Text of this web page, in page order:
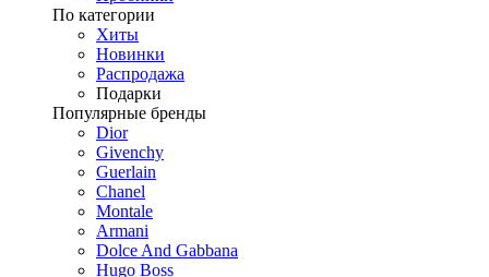
По категории
Хиты
Новинки
Распродажа
Подарки
Популярные бренды
Dior
Givenchy
Guerlain
Chanel
Montale
Armani
Dolce And Gabbana
Hugo Boss